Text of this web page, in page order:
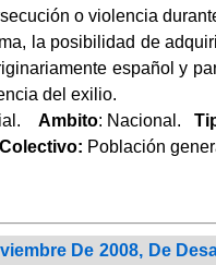
o violencia
la posibilidad de
español y
del exilio.
Ambito: Nacional.
Población
De 2008, De